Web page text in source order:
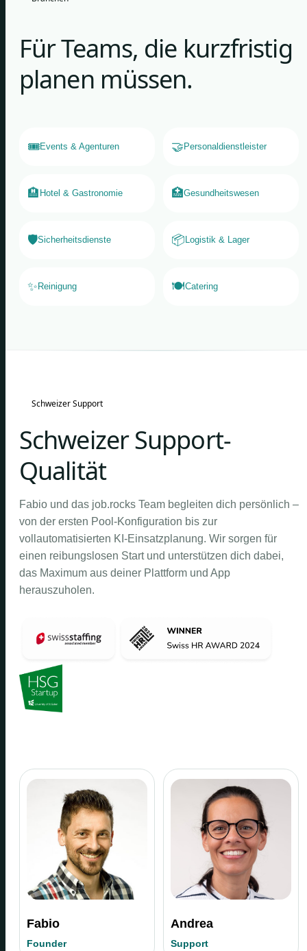
Für Teams, die kurzfristig
planen müssen.
🎟️Events & Agenturen 🤝 Personaldienstleister
🏨 Hotel & Gastronomie 🏥Gesundheitswesen
🛡️Sicherheitsdienste 📦 Logistik & Lager
✨ Reinigung 🍽️Catering
Schweizer Support
Schweizer Support-
Qualität
Fabio und das job.rocks Team begleiten dich persönlich –
von der ersten Pool-Konfiguration bis zur
vollautomatisierten KI-Einsatzplanung. Wir sorgen für
einen reibungslosen Start und unterstützen dich dabei,
das Maximum aus deiner Plattform und App
herauszuholen.
Fabio
Founder
Andrea
Support